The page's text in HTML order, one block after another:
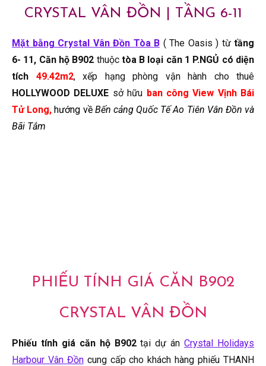
CRYSTAL VÂN ĐỒN | TẦNG 6-11
Mặt bằng Crystal Vân Đồn Tòa B ( The Oasis ) từtầng
6- 11, Căn hộ B902 thuộctòa B loại căn 1 P.NGỦ có diện
tích 49.42m2, xếp hạng phòng vận hành cho thuê
HOLLYWOOD DELUXE sở hữu ban công View Vịnh Bái
Tử Long, hướng về Bến cảng Quốc Tế Ao Tiên Vân Đồn và
Bãi Tắm
PHIẾU TÍNH GIÁ CĂN B902
CRYSTAL VÂN ĐỒN
Phiếu tính giá căn hộ B902tại dự ánCrystal Holidays
Harbour Vân Đồncung cấp cho khách hàng phiếu THANH